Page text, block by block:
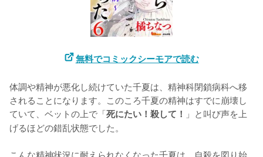
無料でコミックシーモアで読む
体調や精神が悪化し続けていた千夏は、精神科閉鎖病科へ移
されることになります。このころ千夏の精神はすでに崩壊し
ていて、ベットの上で「死にたい！殺して！ 」と叫び声を上
げるほどの錯乱状態でした。
こんな精神状況に耐えられなくなった千夏は、自殺を図り始